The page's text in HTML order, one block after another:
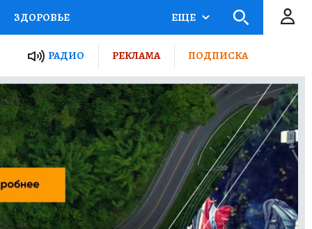
ЗДОРОВЬЕ
РОССИИ
ПУТЕВОДИТЕЛЬ
ТУРИЗМ
ПОТРЕБИТЕЛЯ ВСЕ О КП
ЕЩЕ
РАДИО РЕКЛАМА ПОДПИСКА